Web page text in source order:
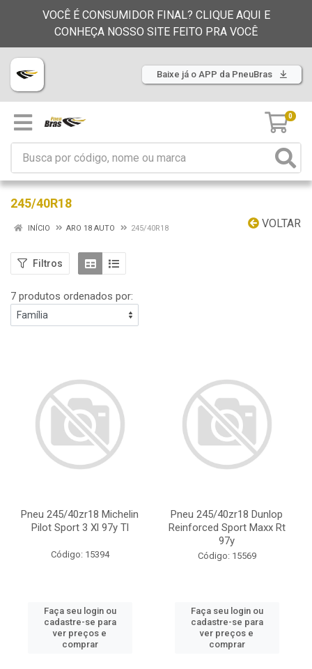
VOCÊ É CONSUMIDOR FINAL? CLIQUE AQUI E
CONHEÇA NOSSO SITE FEITO PRA VOCÊ
Baixe já o APP da PneuBras
0
245/40R18
VOLTAR
INÍCIO ARO 18 AUTO 245/40R18
Filtros
7 produtos ordenados por:
Pneu 245/40zr18 Michelin
Pilot Sport 3 Xl 97y Tl
Código: 15394
Faça seu login ou
cadastre-se para
ver preços e
comprar
Pneu 245/40zr18 Dunlop
Reinforced Sport Maxx Rt
97y
Código: 15569
Faça seu login ou
cadastre-se para
ver preços e
comprar